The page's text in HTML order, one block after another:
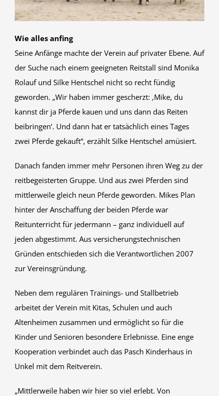
Wie alles anfing
Seine Anfänge machte der Verein auf privater Ebene. Auf
der Suche nach einem geeigneten Reitstall sind Monika
Rolauf und Silke Hentschel nicht so recht fündig
geworden. „Wir haben immer gescherzt: ‚Mike, du
kannst dir ja Pferde kauen und uns dann das Reiten
beibringen‘. Und dann hat er tatsächlich eines Tages
zwei Pferde gekauft“, erzählt Silke Hentschel amüsiert.
Danach fanden immer mehr Personen ihren Weg zu der
reitbegeisterten Gruppe. Und aus zwei Pferden sind
mittlerweile gleich neun Pferde geworden. Mikes Plan
hinter der Anschaffung der beiden Pferde war
Reitunterricht für jedermann – ganz individuell auf
jeden abgestimmt. Aus versicherungstechnischen
Gründen entschieden sich die Verantwortlichen 2007
zur Vereinsgründung.
Neben dem regulären Trainings- und Stallbetrieb
arbeitet der Verein mit Kitas, Schulen und auch
Altenheimen zusammen und ermöglicht so für die
Kinder und Senioren besondere Erlebnisse. Eine enge
Kooperation verbindet auch das Pasch Kinderhaus in
Unkel mit dem Reitverein.
„Mittlerweile haben wir hier so viel erlebt. Von